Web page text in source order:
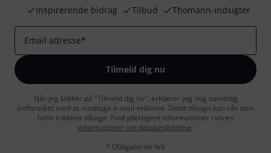
Inspirerende bidrag
Tilbud Thomann-indsigter
Email adresse*
Tilmeld dig nu
Når jeg klikker på "Tilmeld dig nu", erklærer jeg mig samtidig
indforstået med at modtage e-mail-reklame. Dette tilsagn kan når som
helst trækkes tilbage. Find yderligere informationer i vores
informationer om databeskyttelse.
* Obligatorisk felt